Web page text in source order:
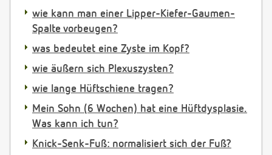
wie kann man einer Lipper-Kiefer-Gaumen-
Spalte vorbeugen?
was bedeutet eine Zyste im Kopf?
wie äußern sich Plexuszysten?
wie lange Hüftschiene tragen?
Mein Sohn (6 Wochen) hat eine Hüftdysplasie.
Was kann ich tun?
Knick-Senk-Fuß: normalisiert sich der Fuß?